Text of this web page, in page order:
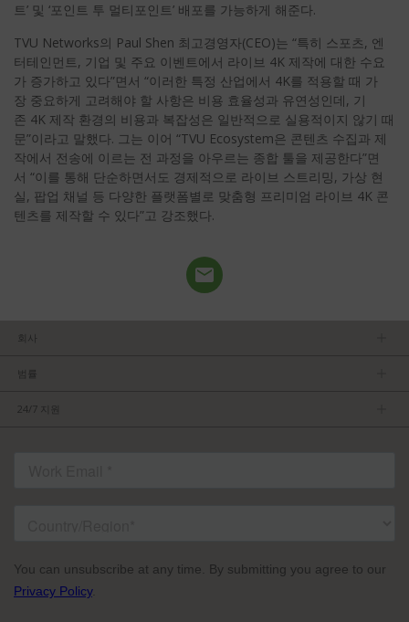
트’ 및 ‘포인트 투 멀티포인트’ 배포를 가능하게 해준다.
TVU Networks의 Paul Shen 최고경영자(CEO)는 “특히 스포츠, 엔
터테인먼트, 기업 및 주요 이벤트에서 라이브 4K 제작에 대한 수요
가 증가하고 있다”면서 “이러한 특정 산업에서 4K를 적용할 때 가
장 중요하게 고려해야 할 사항은 비용 효율성과 유연성인데, 기
존 4K 제작 환경의 비용과 복잡성은 일반적으로 실용적이지 않기 때
문”이라고 말했다. 그는 이어 “TVU Ecosystem은 콘텐츠 수집과 제
작에서 전송에 이르는 전 과정을 아우르는 종합 툴을 제공한다”면
서 “이를 통해 단순하면서도 경제적으로 라이브 스트리밍, 가상 현
실, 팝업 채널 등 다양한 플랫폼별로 맞춤형 프리미엄 라이브 4K 콘
텐츠를 제작할 수 있다”고 강조했다.
회사
채용 정보
범률
24/7 지원